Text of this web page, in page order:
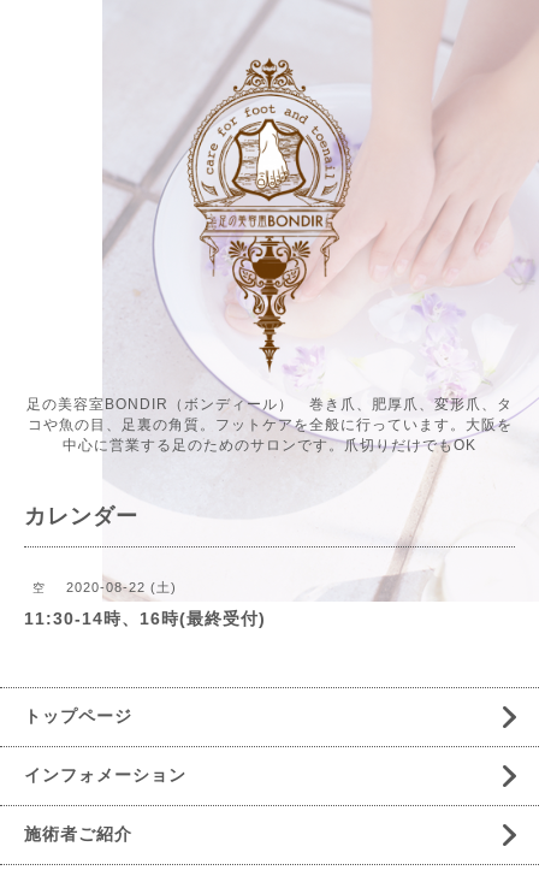
足の美容室BONDIR（ボンディール） 巻き爪、肥厚爪、変形爪、タ
コや魚の目、足裏の角質。フットケアを全般に行っています。大阪を
中心に営業する足のためのサロンです。爪切りだけでもOK
カレンダー
空 2020-08-22 (土)
11:30-14時、16時(最終受付)
トップページ
インフォメーション
施術者ご紹介